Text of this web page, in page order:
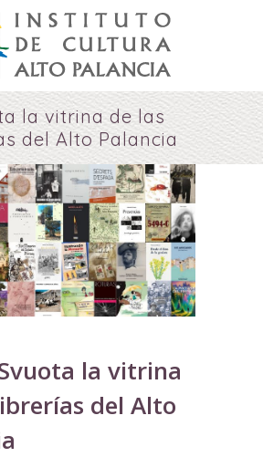
la vitrina de las
del Alto Palancia
la vitrina
del Alto